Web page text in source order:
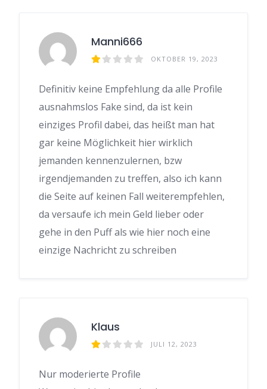
Manni666
OKTOBER 19, 2023
Definitiv keine Empfehlung da alle Profile
ausnahmslos Fake sind, da ist kein
einziges Profil dabei, das heißt man hat
gar keine Möglichkeit hier wirklich
jemanden kennenzulernen, bzw
irgendjemanden zu treffen, also ich kann
die Seite auf keinen Fall weiterempfehlen,
da versaufe ich mein Geld lieber oder
gehe in den Puff als wie hier noch eine
einzige Nachricht zu schreiben
Klaus
JULI 12, 2023
Nur moderierte Profile